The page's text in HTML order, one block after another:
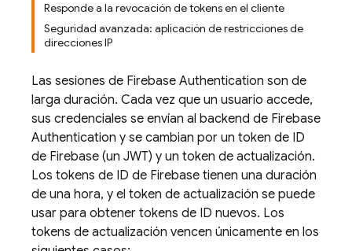
Responde a la revocación de tokens en el cliente
Seguridad avanzada: aplicación de restricciones de
direcciones IP
Las sesiones de Firebase Authentication son de
larga duración. Cada vez que un usuario accede,
sus credenciales se envían al backend de Firebase
Authentication y se cambian por un token de ID
de Firebase (un JWT) y un token de actualización.
Los tokens de ID de Firebase tienen una duración
de una hora, y el token de actualización se puede
usar para obtener tokens de ID nuevos. Los
tokens de actualización vencen únicamente en los